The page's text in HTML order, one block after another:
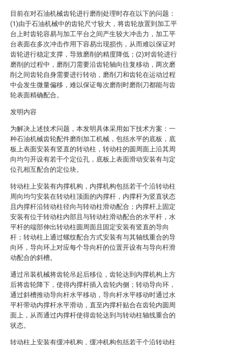
目前在对石油机械齿轮进行磨削处理时存在以下的问题：
(1)由于石油机械中的齿轮尺寸较大，将齿轮放置到加工平
台上时齿轮容易与加工平台之间产生较大冲击力，加工平
台表面在多次冲击作用下容易出现损伤，从而难以保证对
齿轮进行稳定支撑，导致磨削的精度降低；(2)对齿轮进行
磨削的过程中，磨削刀需要沿齿轮轴向往复移动，两次磨
削之间齿轮自身需要进行转动，磨削刀和齿轮在运动过程
中会发生微量偏移，难以保证每次磨削时磨削刀都能与齿
轮表面精确配合。
发明内容
为解决上述技术问题，本发明具体采用如下技术方案：一
种石油机械齿轮配件磨削加工机械，包括水平的底板，底
板上表面安装有竖直的转动柱，转动柱的圆周面上沿其周
向均匀开设有若干个定位孔，底板上表面滑动安装有与定
位孔相互配合的定位块。
转动柱上安装有内撑机构，内撑机构包括若干个沿转动柱
周向均匀安装在转动柱顶面的内撑杆，内撑杆为竖直状态
且内撑杆沿转动柱径向与转动柱滑动配合；内撑杆上固定
安装有位于转动柱内部且与转动柱滑动配合的水平杆，水
平杆的端部伸出转动柱圆周面且固定安装有竖直的导向
杆；转动柱上通过螺纹配合方式安装有与其轴线重合的导
向环，导向环上对应每个导向杆的位置开设有与导向杆滑
动配合的斜槽。
通过吊装机械将齿轮吊起后移位，齿轮达到内撑机构上方
后将齿轮降下，使得内撑杆插入齿轮内侧；转动导向环，
通过斜槽推动导向杆水平移动，导向杆水平移动时通过水
平杆带动内撑杆水平滑动，直至内撑杆贴合在齿轮内圆周
面上，从而通过内撑杆使得齿轮达到与转动柱轴线重合的
状态。
转动柱上安装有缓冲机构，缓冲机构包括若干个沿转动柱